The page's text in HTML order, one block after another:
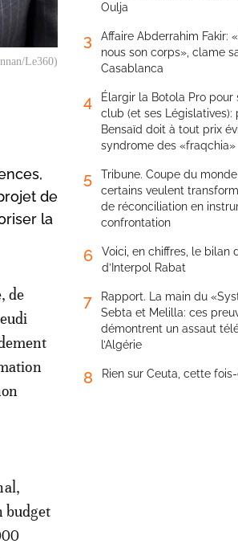
Le360)
de
la
de
budget
Oulja
3
Affaire Abderrahim Fakir:
nous son corps», clame
Casablanca
4
Élargir la Botola Pro pour
club (et ses Législatives):
Bensaïd doit à tout prix
syndrome des «fraqchia»
5
Tribune. Coupe du
certains veulent
de réconciliation en
confrontation
6
Voici, en chiffres, le bilan
d’Interpol Rabat
7
Rapport. La main du
Sebta et Melilla: ces
démontrent un assaut
l’Algérie
8 Rien sur Ceuta, cette